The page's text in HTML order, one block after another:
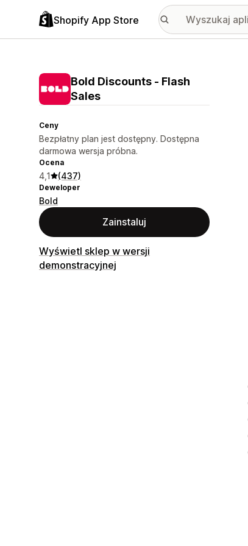
Shopify App Store
Bold Discounts ‑ Flash
Sales
Ceny
Bezpłatny plan jest dostępny. Dostępna
darmowa wersja próbna.
Ocena
4,1 (437)
Deweloper
Bold
Zainstaluj
Wyświetl sklep w wersji
demonstracyjnej